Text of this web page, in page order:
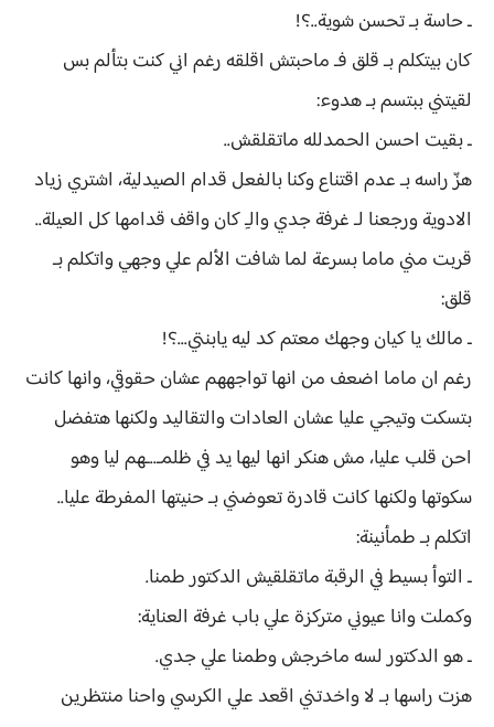
ـ حاسة بـ تحسن شوية..؟!
كان بيتكلم بـ قلق فـ ماحبتش اقلقه رغم اني كنت بتألم بس
لقيتني ببتسم بـ هدوء:
ـ بقيت احسن الحمدلله ماتقلقش..
هزّ راسه بـ عدم اقتناع وكنا بالفعل قدام الصيدلية، اشتري زياد
الادوية ورجعنا لـ غرفة جدي والـِ كان واقف قدامها كل العيلة..
قربت مني ماما بسرعة لما شافت الألم علي وجهي واتكلم بـ
قلق:
ـ مالك يا كيان وجهك معتم كد ليه يابنتي...؟!
رغم ان ماما اضعف من انها تواجههم عشان حقوقي، وانها كانت
بتسكت وتيجي عليا عشان العادات والتقاليد ولكنها هتفضل
احن قلب عليا، مش هنكر انها ليها يد في ظلمـ..ـهم ليا وهو
سكوتها ولكنها كانت قادرة تعوضني بـ حنيتها المفرطة عليا..
اتكلم بـ طمأنينة:
ـ التوأ بسيط في الرقبة ماتقلقيش الدكتور طمنا.
وكملت وانا عيوني متركزة علي باب غرفة العناية:
ـ هو الدكتور لسه ماخرجش وطمنا علي جدي.
هزت راسها بـ لا واخدتني اقعد علي الكرسي واحنا منتظرين